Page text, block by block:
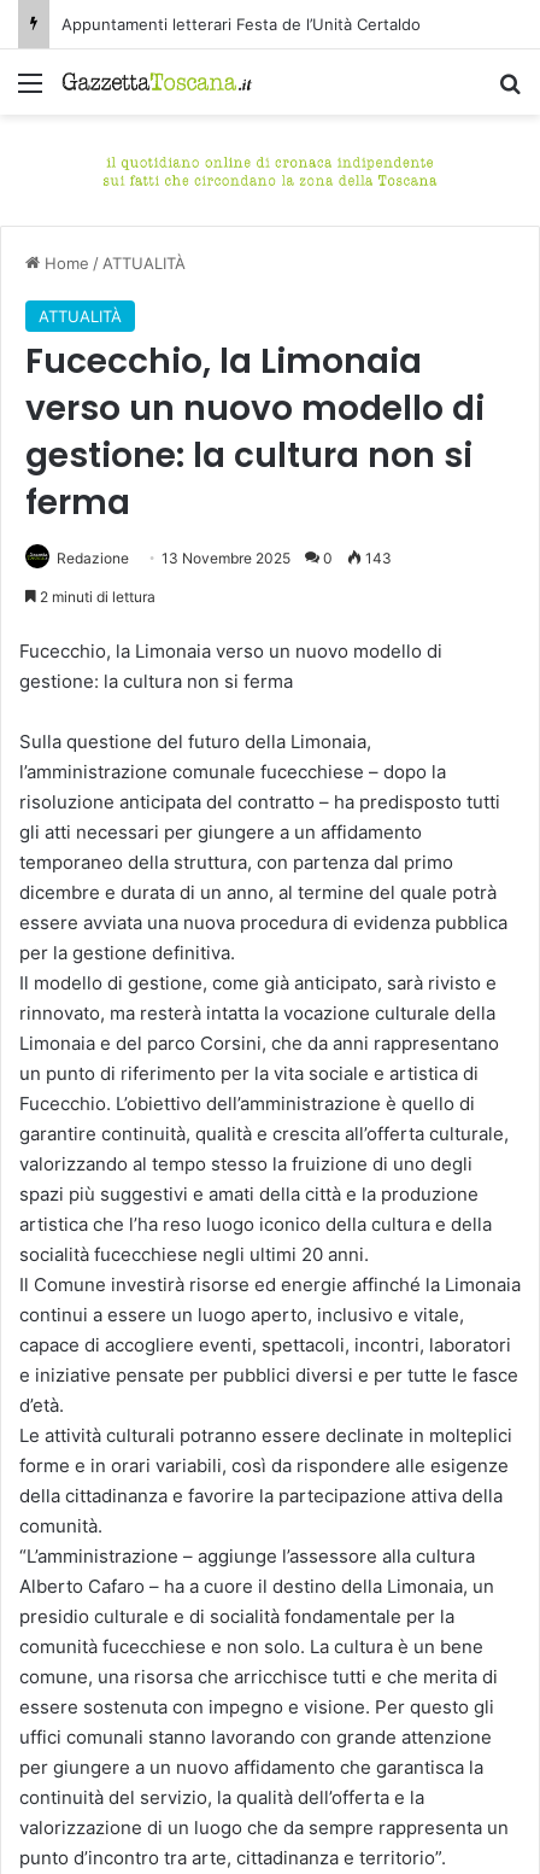
Appuntamenti letterari Festa de l’Unità Certaldo
Menu
Home / ATTUALITÀ
ATTUALITÀ
Fucecchio, la Limonaia
verso un nuovo modello di
gestione: la cultura non si
ferma
Redazione 13 Novembre 2025 0 143
2 minuti di lettura
Fucecchio, la Limonaia verso un nuovo modello di
gestione: la cultura non si ferma
Sulla questione del futuro della Limonaia,
l’amministrazione comunale fucecchiese – dopo la
risoluzione anticipata del contratto – ha predisposto tutti
gli atti necessari per giungere a un affidamento
temporaneo della struttura, con partenza dal primo
dicembre e durata di un anno, al termine del quale potrà
essere avviata una nuova procedura di evidenza pubblica
per la gestione definitiva.
Il modello di gestione, come già anticipato, sarà rivisto e
rinnovato, ma resterà intatta la vocazione culturale della
Limonaia e del parco Corsini, che da anni rappresentano
un punto di riferimento per la vita sociale e artistica di
Fucecchio. L’obiettivo dell’amministrazione è quello di
garantire continuità, qualità e crescita all’offerta culturale,
valorizzando al tempo stesso la fruizione di uno degli
spazi più suggestivi e amati della città e la produzione
artistica che l’ha reso luogo iconico della cultura e della
socialità fucecchiese negli ultimi 20 anni.
Il Comune investirà risorse ed energie affinché la Limonaia
continui a essere un luogo aperto, inclusivo e vitale,
capace di accogliere eventi, spettacoli, incontri, laboratori
e iniziative pensate per pubblici diversi e per tutte le fasce
d’età.
Le attività culturali potranno essere declinate in molteplici
forme e in orari variabili, così da rispondere alle esigenze
della cittadinanza e favorire la partecipazione attiva della
comunità.
“L’amministrazione – aggiunge l’assessore alla cultura
Alberto Cafaro – ha a cuore il destino della Limonaia, un
presidio culturale e di socialità fondamentale per la
comunità fucecchiese e non solo. La cultura è un bene
comune, una risorsa che arricchisce tutti e che merita di
essere sostenuta con impegno e visione. Per questo gli
uffici comunali stanno lavorando con grande attenzione
per giungere a un nuovo affidamento che garantisca la
continuità del servizio, la qualità dell’offerta e la
valorizzazione di un luogo che da sempre rappresenta un
punto d’incontro tra arte, cittadinanza e territorio”.